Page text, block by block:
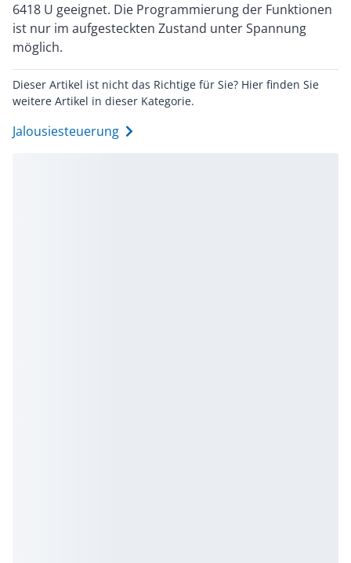
6418 U geeignet. Die Programmierung der Funktionen
ist nur im aufgesteckten Zustand unter Spannung
möglich.
Dieser Artikel ist nicht das Richtige für Sie? Hier finden Sie
weitere Artikel in dieser Kategorie.
Jalousiesteuerung